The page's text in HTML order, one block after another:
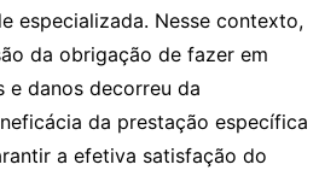
especializada. Nesse contexto,
da obrigação de fazer em
e danos decorreu da
da prestação específica
a efetiva satisfação do